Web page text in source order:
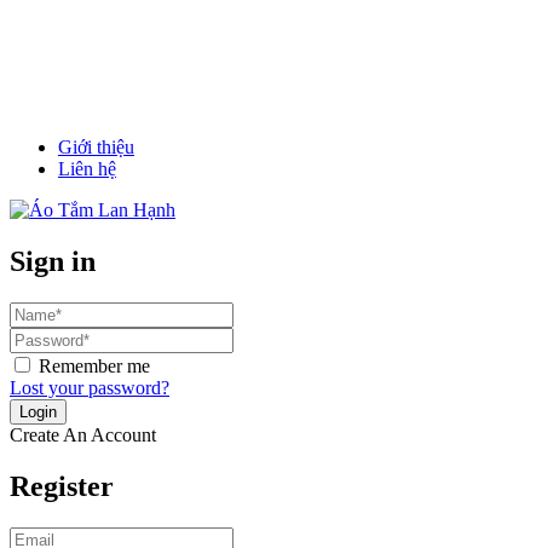
Giới thiệu
Liên hệ
Sign in
Remember me
Lost your password?
Create An Account
Register